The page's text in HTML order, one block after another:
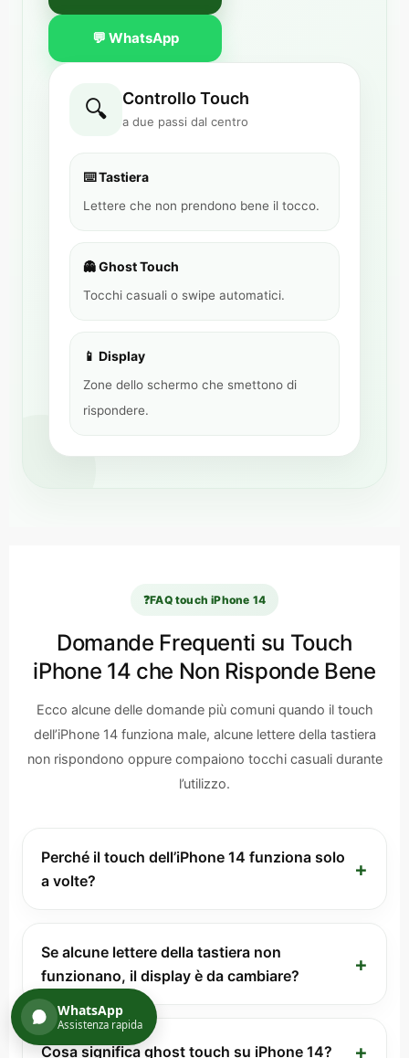
💬 WhatsApp
🔍 Controllo Touch
a due passi dal centro
⌨️ Tastiera
Lettere che non prendono bene il tocco.
👻 Ghost Touch
Tocchi casuali o swipe automatici.
📱 Display
Zone dello schermo che smettono di
rispondere.
❓FAQ touch iPhone 14
Domande Frequenti su Touch
iPhone 14 che Non Risponde Bene
Ecco alcune delle domande più comuni quando il touch
dell’iPhone 14 funziona male, alcune lettere della tastiera
non rispondono oppure compaiono tocchi casuali durante
l’utilizzo.
Perché il touch dell’iPhone 14 funziona solo
a volte?
+
Se alcune lettere della tastiera non
funzionano, il display è da cambiare?
+
Cosa significa ghost touch su iPhone 14? +
WhatsApp
Assistenza rapida